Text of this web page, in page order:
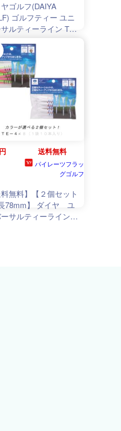
ゴルフ(DAIYA
ゴルフティー ユニ
ルティーライン TE-
(× 5)
送料無料
パイレーツフラッ
グゴルフ
料無料】【２個セット
78mm】 ダイヤ ユ
ーサルティーライン